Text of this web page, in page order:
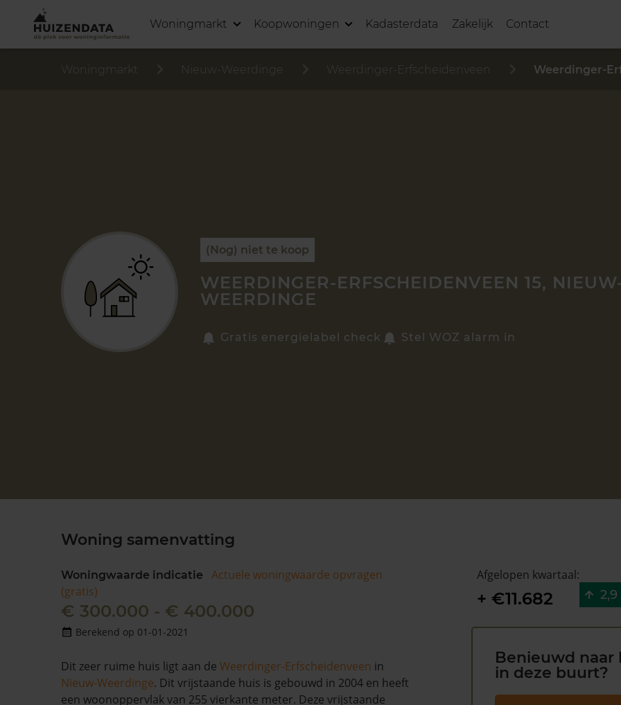
Woningmarkt Koopwoningen Kadasterdata Zakelijk Contact
Woningmarkt Nieuw-Weerdinge Weerdinger-Erfscheidenveen Weerdinger-
(Nog) niet te koop
WEERDINGER-ERFSCHEIDENVEEN 15,
WEERDINGE
Gratis energielabel check Stel WOZ alarm in
Woning samenvatting
Woningwaarde indicatie
Actuele woningwaarde opvragen
(gratis)
€ 300.000 - € 400.000
Berekend op 01-01-2021
Dit zeer ruime huis ligt aan de Weerdinger-Erfscheidenveen in
Nieuw-Weerdinge. Dit vrijstaande huis is gebouwd in 2004 en heeft
een woonoppervlak van 255 vierkante meter. Deze vrijstaande
Afgelopen kwartaal:
+ €11.682 2,9
Benieuwd naar
in deze buurt?